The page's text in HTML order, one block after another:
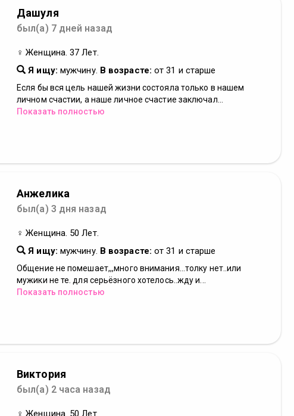
Дашуля
был(а) 7 дней назад
♀ Женщина. 37 Лет.
Я ищу: мужчину. В возрасте: от 31 и старше
Есля бы вся цель нашей жизни состояла только в нашем
личном счастии, а наше личное счастие заключал...
Показать полностью
Анжелика
был(а) 3 дня назад
♀ Женщина. 50 Лет.
Я ищу: мужчину. В возрасте: от 31 и старше
Общение не помешает,,,много внимания...толку нет..или
мужики не те. для серьёзного хотелось..жду и...
Показать полностью
Виктория
был(а) 2 часа назад
♀ Женщина. 50 Лет.